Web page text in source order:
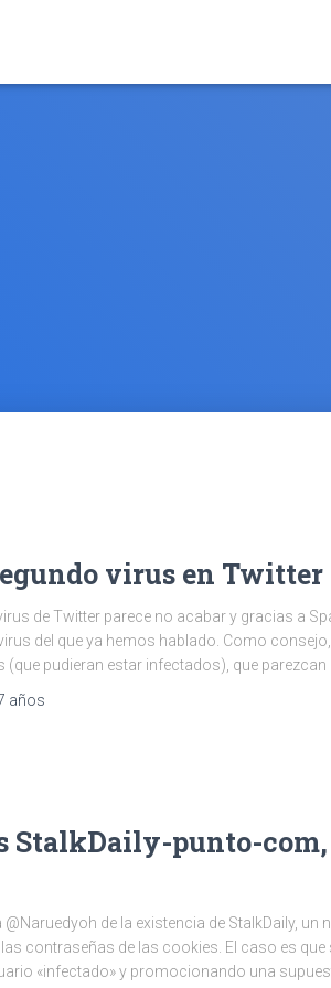
virus en Twitter
de Twitter parece no acabar y gracias a
del que ya hemos hablado. Como
pudieran estar infectados), que
años
StalkDaily-punto-
@Naruedyoh de la existencia de StalkDaily,
contraseñas de las cookies. El caso es
«infectado» y promocionando una